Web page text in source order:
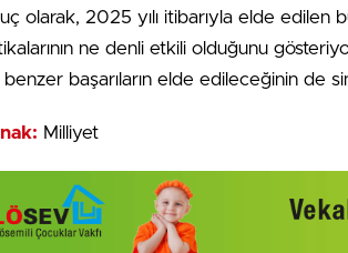
olarak, 2025 yılı itibarıyla elde edilen
ne denli etkili olduğunu
başarıların elde edileceğinin de
Milliyet